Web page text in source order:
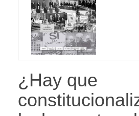
lateral
¿Hay que